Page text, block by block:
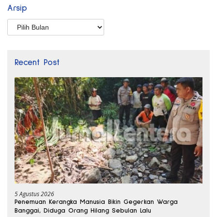
Arsip
Arsip
Recent Post
5 Agustus 2026
Penemuan Kerangka Manusia Bikin Gegerkan Warga
Banggai, Diduga Orang Hilang Sebulan Lalu